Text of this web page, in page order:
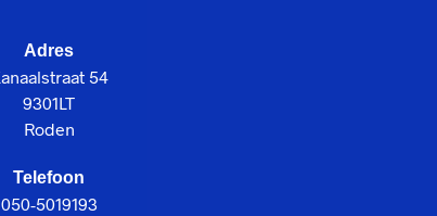
Adres
54
9301LT
Roden
Telefoon
050-5019193